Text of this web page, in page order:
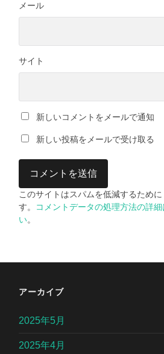
メール
サイト
新しいコメントをメールで通知
新しい投稿をメールで受け取る
このサイトはスパムを低減するため
す。
コメントデータの処理方法の詳
い。
アーカイブ
2025年5月
2025年4月